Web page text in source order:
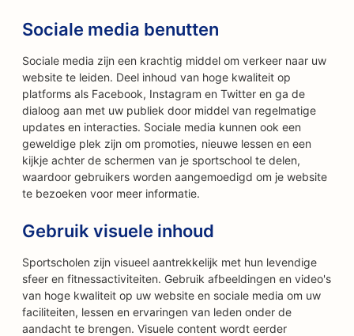
Sociale media benutten
Sociale media zijn een krachtig middel om verkeer naar uw
website te leiden. Deel inhoud van hoge kwaliteit op
platforms als Facebook, Instagram en Twitter en ga de
dialoog aan met uw publiek door middel van regelmatige
updates en interacties. Sociale media kunnen ook een
geweldige plek zijn om promoties, nieuwe lessen en een
kijkje achter de schermen van je sportschool te delen,
waardoor gebruikers worden aangemoedigd om je website
te bezoeken voor meer informatie.
Gebruik visuele inhoud
Sportscholen zijn visueel aantrekkelijk met hun levendige
sfeer en fitnessactiviteiten. Gebruik afbeeldingen en video's
van hoge kwaliteit op uw website en sociale media om uw
faciliteiten, lessen en ervaringen van leden onder de
aandacht te brengen. Visuele content wordt eerder